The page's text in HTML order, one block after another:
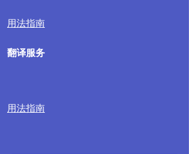
用法指南
翻译服务
用法指南